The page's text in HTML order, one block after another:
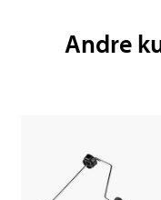
Andre